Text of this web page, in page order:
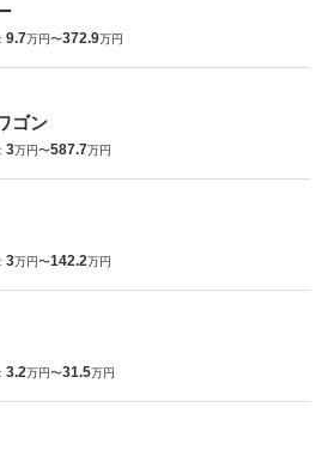
9.7万円〜372.9万円
ゴン
3万円〜587.7万円
3万円〜142.2万円
3.2万円〜31.5万円